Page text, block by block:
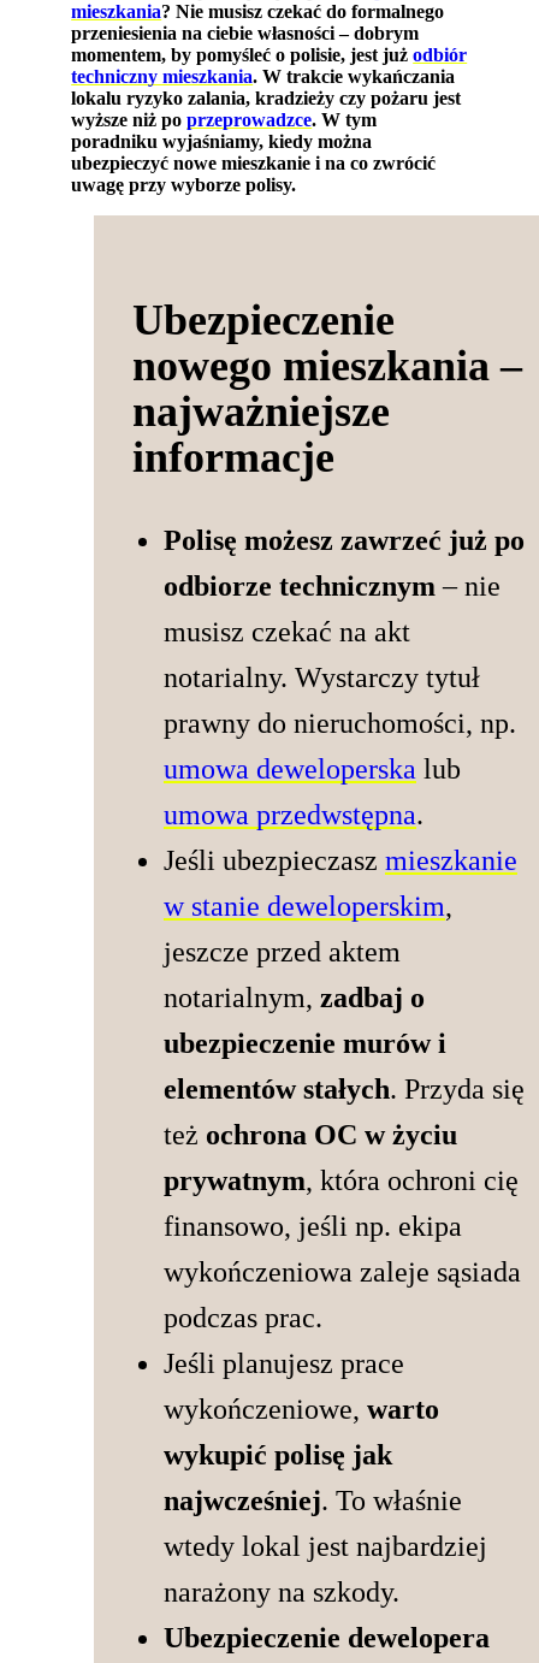
mieszkania? Nie musisz czekać do formalnego
przeniesienia na ciebie własności – dobrym
momentem, by pomyśleć o polisie, jest jużodbiór
techniczny mieszkania. W trakcie wykańczania
lokalu ryzyko zalania, kradzieży czy pożaru jest
wyższe niż poprzeprowadzce. W tym
poradniku wyjaśniamy, kiedy można
ubezpieczyć nowe mieszkanie i na co zwrócić
uwagę przy wyborze polisy.
Ubezpieczenie
nowego mieszkania –
najważniejsze
informacje
Polisę możesz zawrzeć już po
odbiorze technicznym – nie
musisz czekać na akt
notarialny. Wystarczy tytuł
prawny do nieruchomości, np.
umowa deweloperska lub
umowa przedwstępna.
Jeśli ubezpieczasz mieszkanie
w stanie deweloperskim,
jeszcze przed aktem
notarialnym, zadbaj o
ubezpieczenie murów i
elementów stałych. Przyda się
też ochrona OC w życiu
prywatnym, która ochroni cię
finansowo, jeśli np. ekipa
wykończeniowa zaleje sąsiada
podczas prac.
Jeśli planujesz prace
wykończeniowe, warto
wykupić polisę jak
najwcześniej. To właśnie
wtedy lokal jest najbardziej
narażony na szkody.
Ubezpieczenie dewelopera